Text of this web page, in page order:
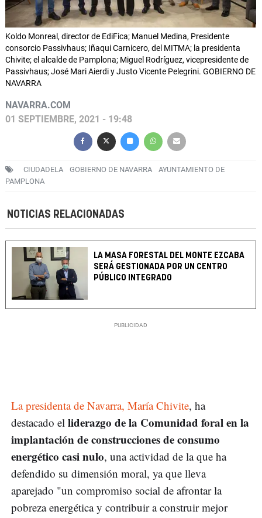
Koldo Monreal, director de EdiFica; Manuel Medina, Presidente
consorcio Passivhaus; Iñaqui Carnicero, del MITMA; la presidenta
Chivite; el alcalde de Pamplona; Miguel Rodríguez, vicepresidente de
Passivhaus; José Mari Aierdi y Justo Vicente Pelegrini. GOBIERNO DE
NAVARRA
NAVARRA.COM
01 SEPTIEMBRE, 2021 - 19:48
CIUDADELA GOBIERNO DE NAVARRA
AYUNTAMIENTO DE
PAMPLONA
NOTICIAS RELACIONADAS
LA MASA FORESTAL DEL MONTE EZCABA
SERÁ GESTIONADA POR UN CENTRO
PÚBLICO INTEGRADO
La presidenta de Navarra, María Chivite, ha
destacado el liderazgo de la Comunidad foral en la
implantación de construcciones de consumo
energético casi nulo, una actividad de la que ha
defendido su dimensión moral, ya que lleva
aparejado "un compromiso social de afrontar la
pobreza energética y contribuir a construir mejor